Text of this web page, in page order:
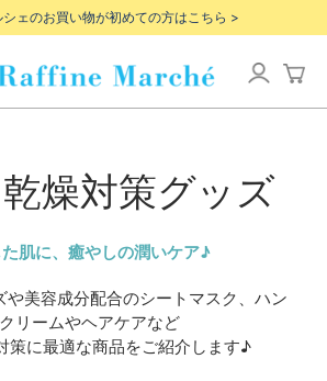
ェのお買い物が初めての方はこちら >
燥対策グッズ
肌に、癒やしの潤いケア♪
や美容成分配合のシートマスク、ハン
クリームやヘアケアなど
策に最適な商品をご紹介します♪